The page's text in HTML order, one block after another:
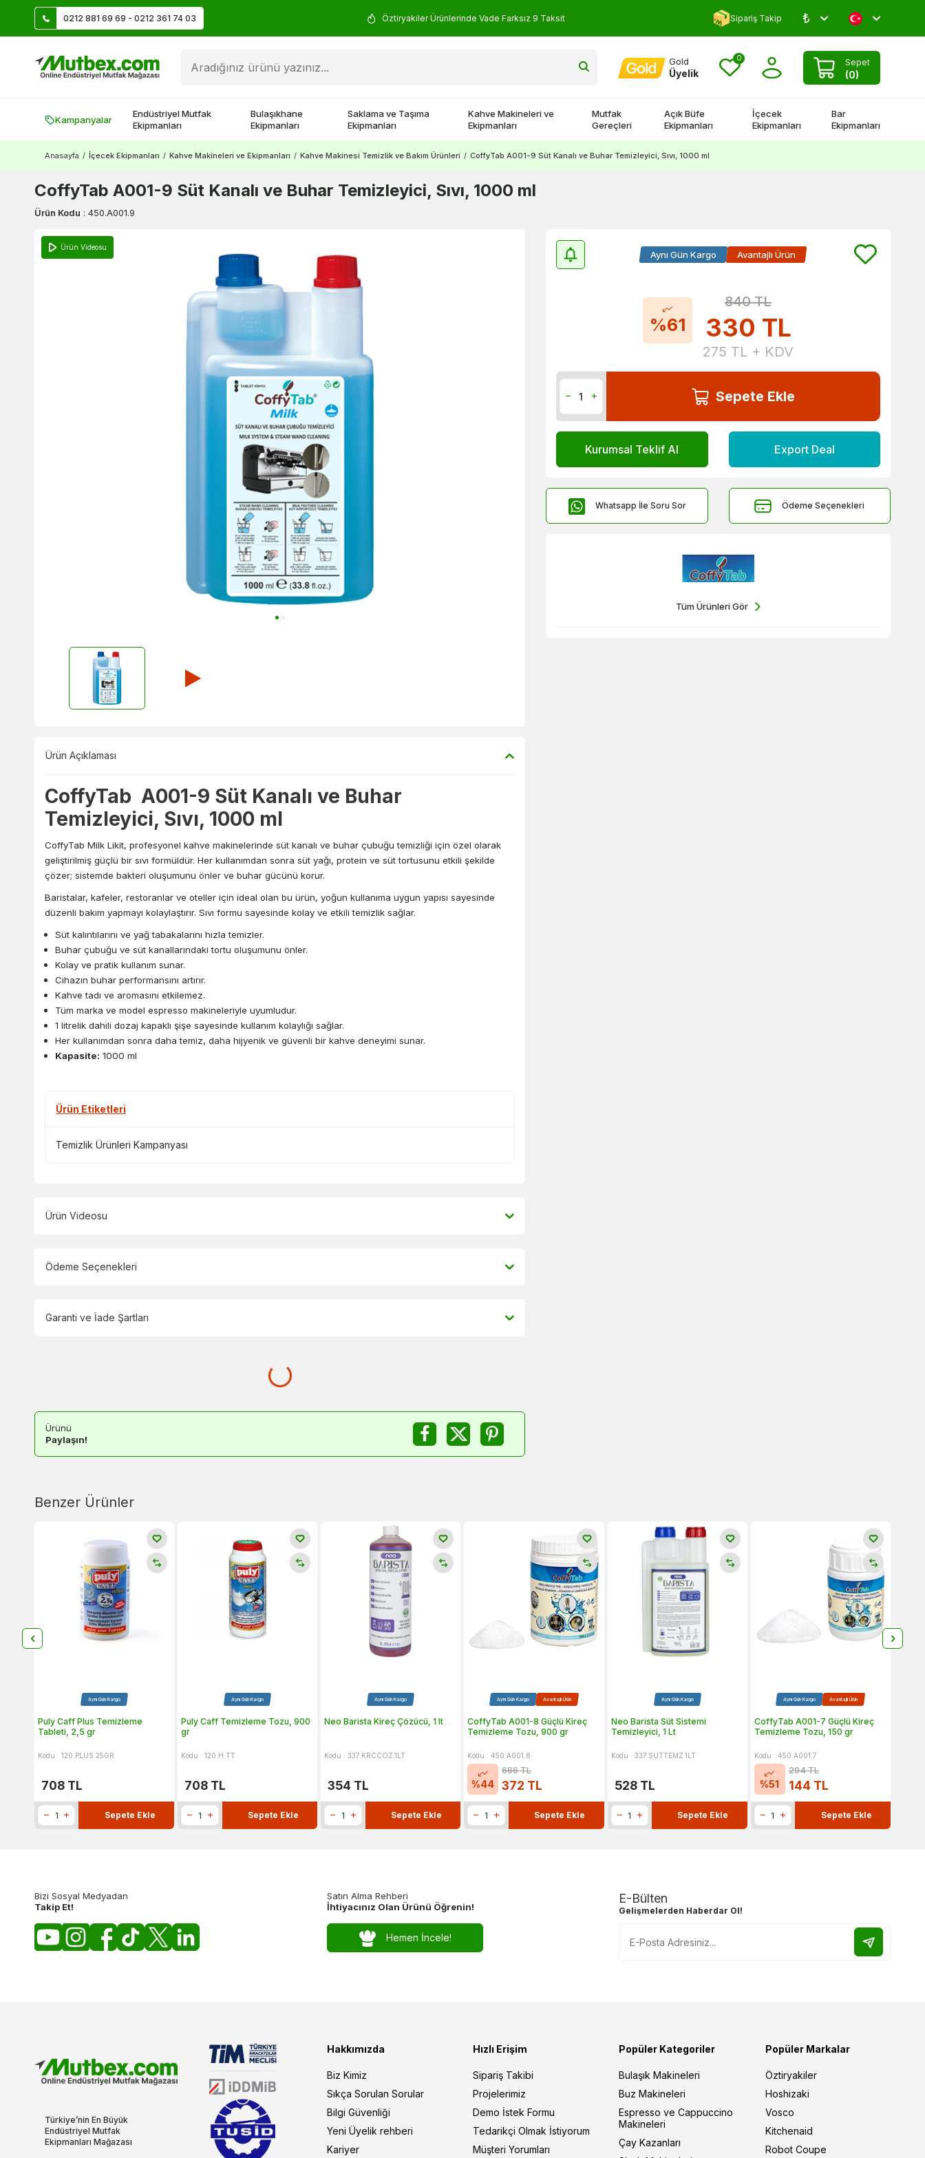
0212 881 69 69 - 0212 361 74 03Üye Ol İlk Siparişte 500 TL Kazan! Öztiryakiler Ürünlerinde Vade Farksız 9 Taksit Yorum Yap 500 TL Kazan!
Sipariş Takip ₺
Gold
Üyelik
0 Sepet
(0)
Kampanyalar
Endüstriyel Mutfak
Ekipmanları
Bulaşıkhane
Ekipmanları
Saklama ve Taşıma
Ekipmanları
Kahve Makineleri ve
Ekipmanları
Mutfak
Gereçleri
Açık Büfe
Ekipmanları
İçecek
Ekipmanları
Bar
Ekipmanları
Anasayfa / İçecek Ekipmanları / Kahve Makineleri ve Ekipmanları / Kahve Makinesi Temizlik ve Bakım Ürünleri / CoffyTab A001-9 Süt Kanalı ve Buhar Temizleyici, Sıvı, 1000 ml
CoffyTab A001-9 Süt Kanalı ve Buhar Temizleyici, Sıvı, 1000 ml
Ürün Kodu : 450.A001.9
Ürün Videosu
Aynı Gün Kargo Avantajlı Ürün
%61
840TL
330 TL
275 TL + KDV
Sepete Ekle
Kurumsal Teklif Al Export Deal
Whatsapp İle Soru Sor Ödeme Seçenekleri
Tüm Ürünleri Gör
Ürün Açıklaması
CoffyTab A001-9 Süt Kanalı ve Buhar
Temizleyici, Sıvı, 1000 ml
CoffyTab Milk Likit, profesyonel kahve makinelerinde süt kanalı ve buhar çubuğu temizliği için özel olarak
geliştirilmiş güçlü bir sıvı formüldür. Her kullanımdan sonra süt yağı, protein ve süt tortusunu etkili şekilde
çözer; sistemde bakteri oluşumunu önler ve buhar gücünü korur.
Baristalar, kafeler, restoranlar ve oteller için ideal olan bu ürün, yoğun kullanıma uygun yapısı sayesinde
düzenli bakım yapmayı kolaylaştırır. Sıvı formu sayesinde kolay ve etkili temizlik sağlar.
Süt kalıntılarını ve yağ tabakalarını hızla temizler.
Buhar çubuğu ve süt kanallarındaki tortu oluşumunu önler.
Kolay ve pratik kullanım sunar.
Cihazın buhar performansını artırır.
Kahve tadı ve aromasını etkilemez.
Tüm marka ve model espresso makineleriyle uyumludur.
1 litrelik dahili dozaj kapaklı şişe sayesinde kullanım kolaylığı sağlar.
Her kullanımdan sonra daha temiz, daha hijyenik ve güvenli bir kahve deneyimi sunar.
Kapasite: 1000 ml
Ürün Etiketleri
Temizlik Ürünleri Kampanyası
Ürün Videosu
Ödeme Seçenekleri
Garanti ve İade Şartları
Ürünü
Paylaşın!
Benzer Ürünler
Aynı Gün Kargo
Puly Caff Plus Temizleme
Tableti, 2,5 gr
Kodu : 120.PLUS.25GR
708 TL
Sepete Ekle
Aynı Gün Kargo
Puly Caff Temizleme Tozu, 900
gr
Kodu : 120.H.TT
708 TL
Sepete Ekle
Aynı Gün Kargo
Neo Barista Kireç Çözücü, 1 lt
Kodu : 337.KRCCOZ.1LT
354 TL
Sepete Ekle
Aynı Gün Kargo Avantajlı Ürün
CoffyTab A001-8 Güçlü Kireç
Temizleme Tozu, 900 gr
Kodu : 450.A001.8
%44
666TL
372 TL
Sepete Ekle
Aynı Gün Kargo
Neo Barista Süt Sistemi
Temizleyici, 1 Lt
Kodu : 337.SUTTEMZ.1LT
528TL
Sepete Ekle
Aynı Gün Kargo Avantajlı Ürün
CoffyTab A001-7 Güçlü Kireç
Temizleme Tozu, 150 gr
Kodu : 450.A001.7
%51
294TL
144 TL
Sepete Ekle
Bizi Sosyal Medyadan
Takip Et!
Satın Alma Rehberi
İhtiyacınız Olan Ürünü Öğrenin!
Hemen İncele!
E-Bülten
Gelişmelerden Haberdar Ol!
Türkiye’nin En Büyük
Endüstriyel Mutfak
Ekipmanları Mağazası
Hakkımızda
Biz Kimiz
Sıkça Sorulan Sorular
Bilgi Güvenliği
Yeni Üyelik rehberi
Kariyer
Hızlı Erişim
Sipariş Takibi
Projelerimiz
Demo İstek Formu
Tedarikçi Olmak İstiyorum
Müşteri Yorumları
Popüler Kategoriler
Bulaşık Makineleri
Buz Makineleri
Espresso ve Cappuccino
Makineleri
Çay Kazanları
Popüler Markalar
Öztiryakiler
Hoshizaki
Vosco
Kitchenaid
Robot Coupe